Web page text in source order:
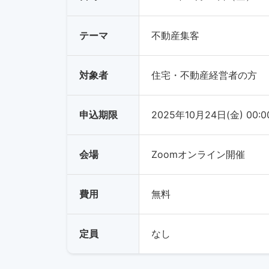
テーマ 不動産集客
対象者 住宅・不動産経営者の方
申込期限 2025年10月24日(金)
会場 Zoomオンライン開催
費用 無料
定員 なし